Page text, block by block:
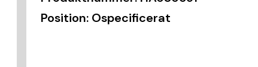
Position: Ospecificerat